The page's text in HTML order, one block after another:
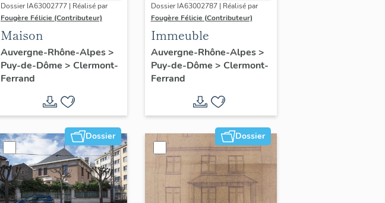
Dossier IA63002777 | Réalisé par
Fougère Félicie (Contributeur)
Maison
Auvergne-Rhône-Alpes>
Puy-de-Dôme > Clermont-
Ferrand
Dossier IA63002787 | Réalisé par
Fougère Félicie (Contributeur)
Immeuble
Auvergne-Rhône-Alpes>
Puy-de-Dôme > Clermont-
Ferrand
Dossier Dossier